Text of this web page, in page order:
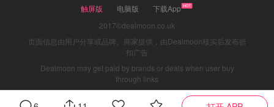
AMY LYNN 洋红色礼服裙
Amy Lynn缎面洋红色礼服裙真是将优雅和迷人推向新高
度！不规则的肩带设计让人眼前一亮，亮钻装饰的肩带让你
在穿搭时无需搭配任何项链，自带Bling Bling的效果！洋红
色真的超级显气质有木有！（
购买链接
触屏版 电脑版
下载App
2017©dealmoon.co.uk
页面信息由用户分享或品牌、商家提供，由Dealmoon核实后发布折
扣广告
Dealmoon may get paid by brands or deals when user buy
through links